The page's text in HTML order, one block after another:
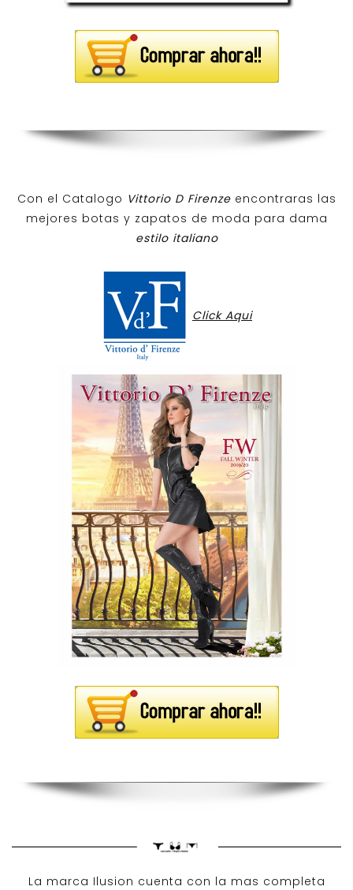
Con el Catalogo Vittorio D Firenzeencontraras las
mejores botas y zapatos de moda para dama
estilo italiano
Click Aqui
La marca Ilusion cuenta con la mas completa